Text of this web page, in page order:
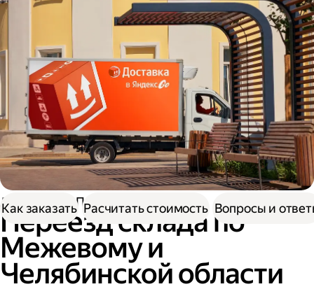
Доставка Переезд склада
Переезд склада по
Межевому и
Челябинской области
Как заказать Расчитать стоимость Вопросы и